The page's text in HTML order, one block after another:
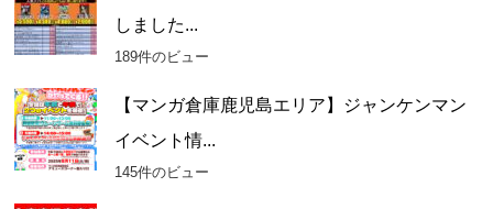
しました...
189件のビュー
【マンガ倉庫鹿児島エリア】ジャンケンマン
イベント情...
145件のビュー